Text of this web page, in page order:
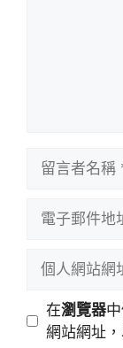
址
站
在瀏覽器
網站網址